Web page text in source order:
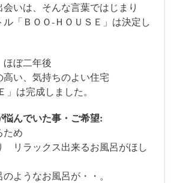
いは、そんな言葉ではじまり
「ＢＯＯ-ＨＯＵＳＥ」は決定し
ほぼ二年後
い、気持ちのよい住宅
」は完成しました。
んでいた事・ご希望:
ため
リラックス出来るお風呂がほし
ようなお風呂が・・。